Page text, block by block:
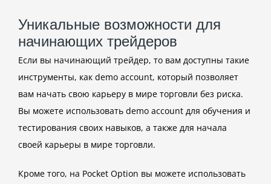
Уникальные возможности для
начинающих трейдеров
Если вы начинающий трейдер, то вам доступны такие
инструменты, как demo account, который позволяет
вам начать свою карьеру в мире торговли без риска.
Вы можете использовать demo account для обучения и
тестирования своих навыков, а также для начала
своей карьеры в мире торговли.
Кроме того, на Pocket Option вы можете использовать